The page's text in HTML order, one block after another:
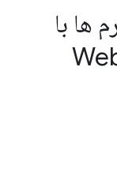
ها با